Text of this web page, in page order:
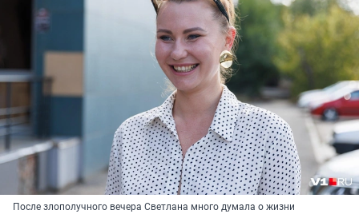
После злополучного вечера Светлана много думала о жизни